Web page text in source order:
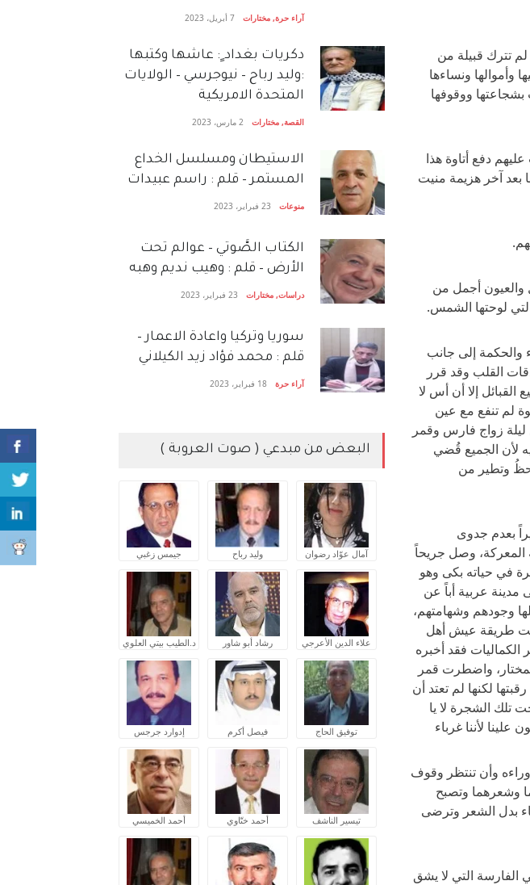
تترك قبيلة من
وأموالها ونساءها
ووقوفها
دفع أتاوة هذا
بعد آخر هزيمة منيت
والعيون أجمل من
لوحتها الشمس.
والحكمة إلى جانب
القلب وقد قرر
إلا أن أس لا
لم تنفع مع عين
ليلة زواج فارس وقمر
لأن الجميع قُضي
وتطير من
بعدم جدوى
المعركة، وصل جريحاً
في حياته بكى وهو
عربية أباً عن
وجودهم وشهامتهم،
طريقة عيش أهل
فقد أخبره
واضطرت قمر
لكنها لم تعتد أن
تلك الشجرة لا يا
لأننا غرباء
وأن تنتظر وقوف
وشعرهما وتصبح
بدل الشعر وترضى
الفارسة التي لا يشق
آراء حرة, مختارات 7 أبريل، 2023
دكريات بغداد ٍ: عاشها وكتبها
:وليد رباح – نيوجرسي – الولايات
المتحدة الامريكية
القصة, مختارات 2 مارس، 2023
الاستيطان ومسلسل الخداع
المستمر – قلم : راسم عبيدات
منوعات 23 فبراير، 2023
الكتاب الصَّوتي – عوالم تحت
الأرض – قلم : وهيب نديم وهبه
دراسات, مختارات 23 فبراير، 2023
سوريا وتركيا واعادة الاعمار –
قلم : محمد فؤاد زيد الكيلاني
آراء حرة 18 فبراير، 2023
البعض من مبدعي ( صوت العروبة )
آمال عوّاد رضوان وليد رباح جيمس زغبي
علاء الدين الأعرجي رشاد أبو شاور د.الطيب بيتي العلوي
توفيق الحاج فيصل أكرم إدوارد جرجس
تيسير الناشف أحمد ختّاوي أحمد الخميسي